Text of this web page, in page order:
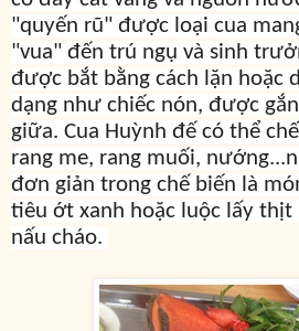
"quyến rũ" được loại cua
"vua" đến trú ngụ và sinh
được bắt bằng cách lặn hoặc
dạng như chiếc nón, được
giữa. Cua Huỳnh đế có thể
rang me, rang muối,
đơn giản trong chế biến là
tiêu ớt xanh hoặc luộc lấy thịt
nấu cháo.